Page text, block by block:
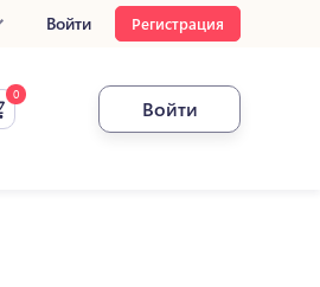
Войти Регистрация
Войти